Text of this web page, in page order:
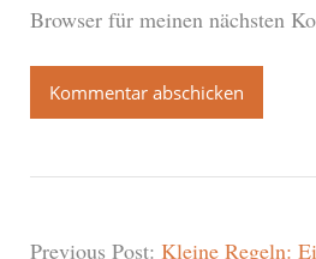
Browser für meinen nächsten
Previous Post: Kleine Regeln: